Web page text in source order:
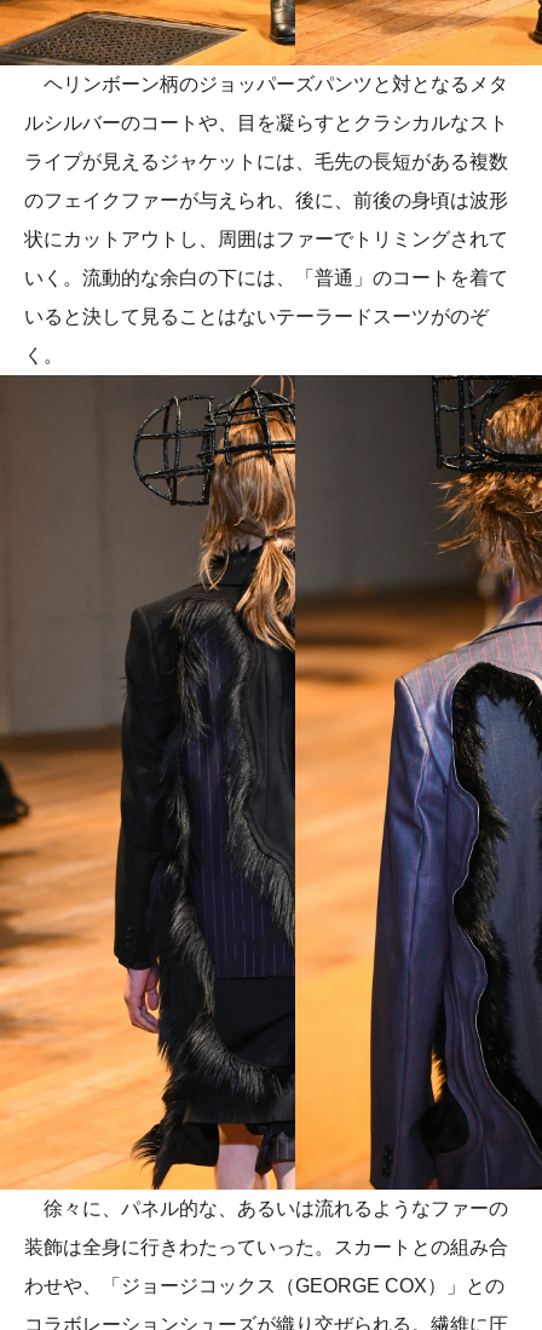
ヘリンボーン柄のジョッパーズパンツと対となるメタ
ルシルバーのコートや、目を凝らすとクラシカルなスト
ライプが見えるジャケットには、毛先の長短がある複数
のフェイクファーが与えられ、後に、前後の身頃は波形
状にカットアウトし、周囲はファーでトリミングされて
いく。流動的な余白の下には、「普通」のコートを着て
いると決して見ることはないテーラードスーツがのぞ
く。
徐々に、パネル的な、あるいは流れるようなファーの
装飾は全身に行きわたっていった。スカートとの組み合
わせや、「ジョージコックス（GEORGE COX）」との
コラボレーションシューズが織り交ぜられる。繊維に圧